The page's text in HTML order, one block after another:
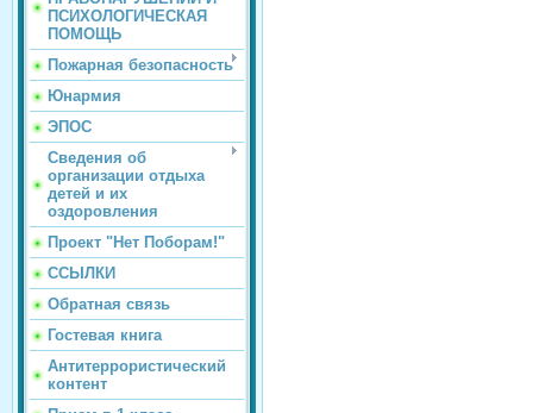
ПСИХОЛОГИЧЕСКАЯ
ПОМОЩЬ
Пожарная безопасность
Юнармия
ЭПОС
Сведения об
организации отдыха
детей и их
оздоровления
Проект "Нет Поборам!"
ССЫЛКИ
Обратная связь
Гостевая книга
Антитеррористический
контент